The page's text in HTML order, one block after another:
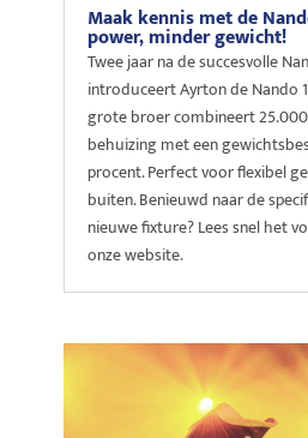
Maak kennis met de
power, minder gewicht!
Twee jaar na de succesvolle
introduceert Ayrton de Nando
grote broer combineert
behuizing met een
procent. Perfect voor flexibel
buiten. Benieuwd naar de
nieuwe fixture? Lees snel het
onze website.